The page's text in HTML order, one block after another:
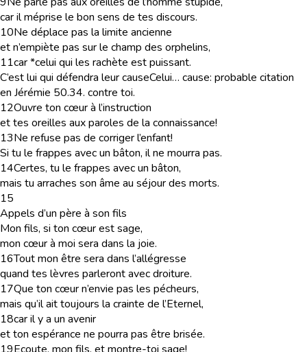
car il méprise le bon sens de tes discours.
10Ne déplace pas la limite ancienne
et n’empiète pas sur le champ des orphelins,
11car *celui qui les rachète est puissant.
C’est lui qui défendra leur causeCelui… cause: probable citation
en Jérémie 50.34. contre toi.
12Ouvre ton cœur à l’instruction
et tes oreilles aux paroles de la connaissance!
13Ne refuse pas de corriger l’enfant!
Si tu le frappes avec un bâton, il ne mourra pas.
14Certes, tu le frappes avec un bâton,
mais tu arraches son âme au séjour des morts.
15
Appels d’un père à son fils
Mon fils, si ton cœur est sage,
mon cœur à moi sera dans la joie.
16Tout mon être sera dans l’allégresse
quand tes lèvres parleront avec droiture.
17Que ton cœur n’envie pas les pécheurs,
mais qu’il ait toujours la crainte de l’Eternel,
18car il y a un avenir
et ton espérance ne pourra pas être brisée.